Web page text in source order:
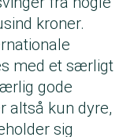
kroner.
med et særligt
gode
altså kun dyre,
sig